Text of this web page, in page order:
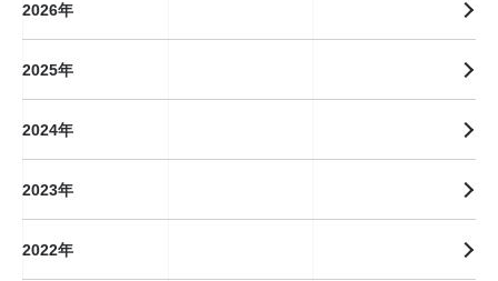
2026年
2025年
2024年
2023年
2022年